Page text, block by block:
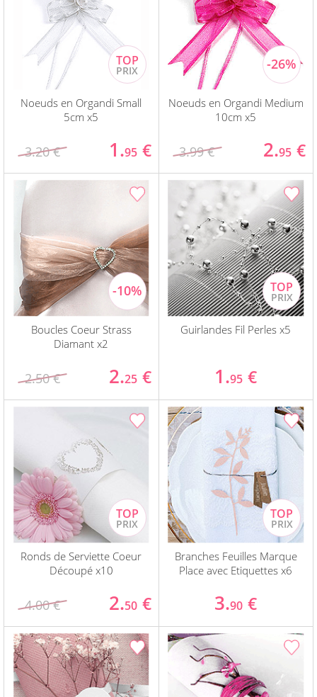
Noeuds en Organdi Small
5cm x5
3.20 € 1.95 €
Noeuds en Organdi Medium
10cm x5
3.99 € 2.95 €
Boucles Coeur Strass
Diamant x2
2.50 € 2.25 €
Guirlandes Fil Perles x5
1.95 €
Ronds de Serviette Coeur
Découpé x10
4.00 € 2.50 €
Branches Feuilles Marque
Place avec Etiquettes x6
3.90 €